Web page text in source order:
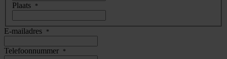
Plaats *
E-mailadres *
Telefoonnummer *